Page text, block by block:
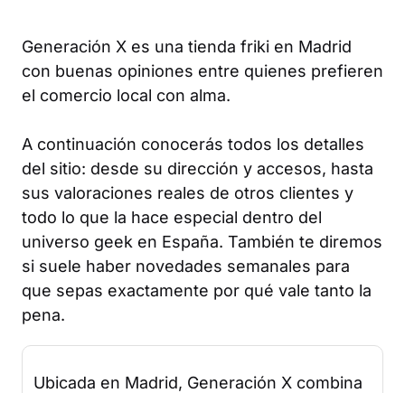
Generación X es una tienda friki en Madrid
con buenas opiniones entre quienes prefieren
el comercio local con alma.
A continuación conocerás todos los detalles
del sitio: desde su dirección y accesos, hasta
sus valoraciones reales de otros clientes y
todo lo que la hace especial dentro del
universo geek en España. También te diremos
si suele haber novedades semanales para
que sepas exactamente por qué vale tanto la
pena.
Ubicada en Madrid, Generación X combina